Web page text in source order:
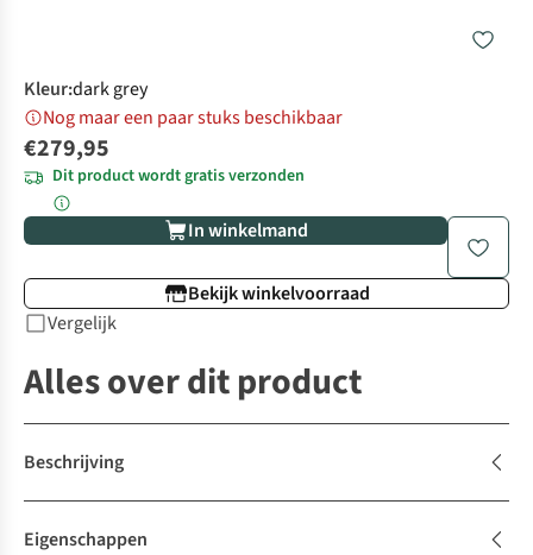
Kleur:dark grey
Nog maar een paar stuks beschikbaar
€279,95
Dit product wordt gratis verzonden
In winkelmand
Bekijk winkelvoorraad
Vergelijk
Alles over dit product
Beschrijving
Eigenschappen